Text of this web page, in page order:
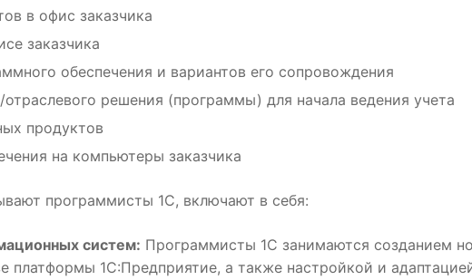
в офис заказчика
заказчика
обеспечения и вариантов его сопровождения
решения (программы) для начала ведения учета
продуктов
на компьютеры заказчика
программисты 1С, включают в себя:
систем: Программисты 1С занимаются созданием
платформы 1С:Предприятие, а также настройкой и